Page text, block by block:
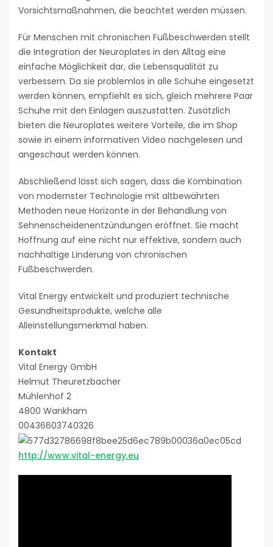
Vorsichtsmaßnahmen, die beachtet werden müssen.
Für Menschen mit chronischen Fußbeschwerden stellt
die Integration der Neuroplates in den Alltag eine
einfache Möglichkeit dar, die Lebensqualität zu
verbessern. Da sie problemlos in alle Schuhe eingesetzt
werden können, empfiehlt es sich, gleich mehrere Paar
Schuhe mit den Einlagen auszustatten. Zusätzlich
bieten die Neuroplates weitere Vorteile, die im Shop
sowie in einem informativen Video nachgelesen und
angeschaut werden können.
Abschließend lässt sich sagen, dass die Kombination
von modernster Technologie mit altbewährten
Methoden neue Horizonte in der Behandlung von
Sehnenscheidenentzündungen eröffnet. Sie macht
Hoffnung auf eine nicht nur effektive, sondern auch
nachhaltige Linderung von chronischen
Fußbeschwerden.
Vital Energy entwickelt und produziert technische
Gesundheitsprodukte, welche alle
Alleinstellungsmerkmal haben.
Kontakt
Vital Energy GmbH
Helmut Theuretzbacher
Mühlenhof 2
4800 Wankham
00436603740326
http://www.vital-energy.eu